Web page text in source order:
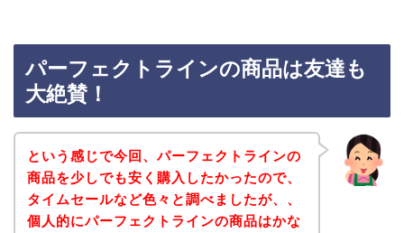
パーフェクトラインの商品は友達も
大絶賛！
という感じで今回、パーフェクトラインの
商品を少しでも安く購入したかったので、
タイムセールなど色々と調べましたが、、
個人的にパーフェクトラインの商品はかな